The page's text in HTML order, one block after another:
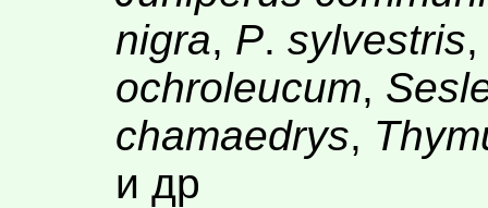
nigra, P. sylvestris
ochroleucum,
chamaedrys,
и др